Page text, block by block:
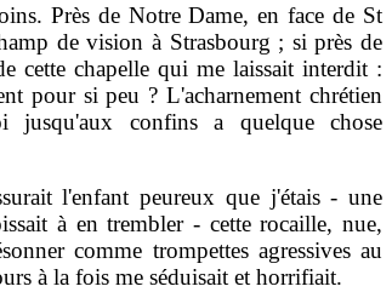
Près de Notre Dame, en face de St
de vision à Strasbourg ; si près de
cette chapelle qui me laissait interdit :
pour si peu ? L'acharnement chrétien
jusqu'aux confins a quelque chose
l'enfant peureux que j'étais - une
à en trembler - cette rocaille, nue,
comme trompettes agressives au
à la fois me séduisait et horrifiait.